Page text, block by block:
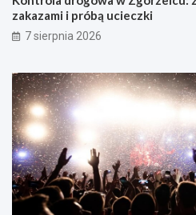
zakazami i próbą ucieczki
7 sierpnia 2026